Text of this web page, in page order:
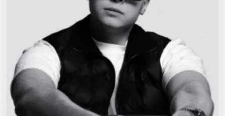
События
Города
Площадки